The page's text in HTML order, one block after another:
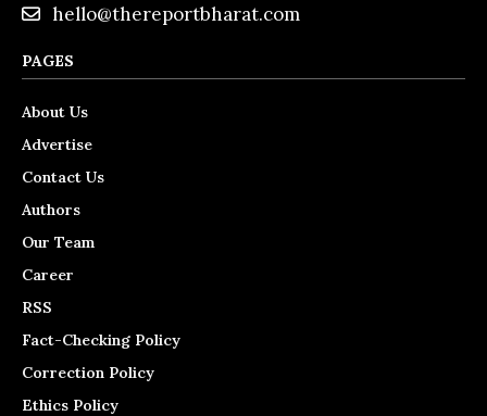
hello@thereportbharat.com
PAGES
About Us
Advertise
Contact Us
Authors
Our Team
Career
RSS
Fact-Checking Policy
Correction Policy
Ethics Policy